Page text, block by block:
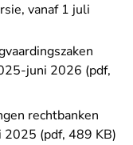
vanaf 1 juli
juni 2026 (pdf,
rechtbanken
2025 (pdf, 489 KB)